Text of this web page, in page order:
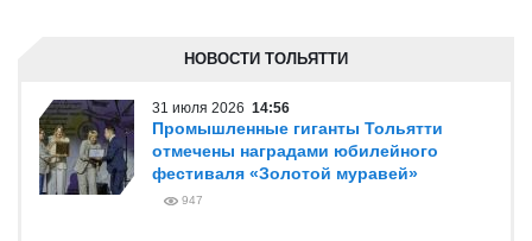
НОВОСТИ ТОЛЬЯТТИ
31 июля 2026 14:56
Промышленные гиганты Тольятти
отмечены наградами юбилейного
фестиваля «Золотой муравей»
947